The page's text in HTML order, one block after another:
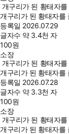
개구리가 된 황태자
개구리가 된 황태자를
등록일 2026.07.29
글자수 약 3.4천 자
100원
소장
개구리가 된 황태자
개구리가 된 황태자를
등록일 2026.07.28
글자수 약 3.3천 자
100원
소장
개구리가 된 황태자
개구리가 된 황태자를